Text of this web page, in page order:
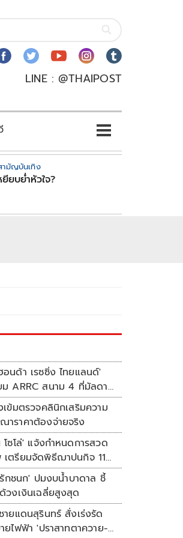
LINE : @THAIPOST
ามัญบันเทิง
ยียบย่ำหัวใจ?
นด้า เรซซิ่ง ไทยแลนด์'
ม ARRC สนาม 4 ที่มัลดาลิ
เข้มตรวจคลินิกเสริมความ
าราคาต้องจ่ายจริง
ซโล่' แจ้งกำหนดการสวด
ตรียมจัดพิธีฌาปนกิจ 11
กชนก' ปมงบน้ำบาดาล ชี้
วงเงินเฉลี่ยสูงสุด
ยแดนสุรินทร์ สั่งเร่งรัด
ยไฟฟ้า 'ปราสาทตาควาย-